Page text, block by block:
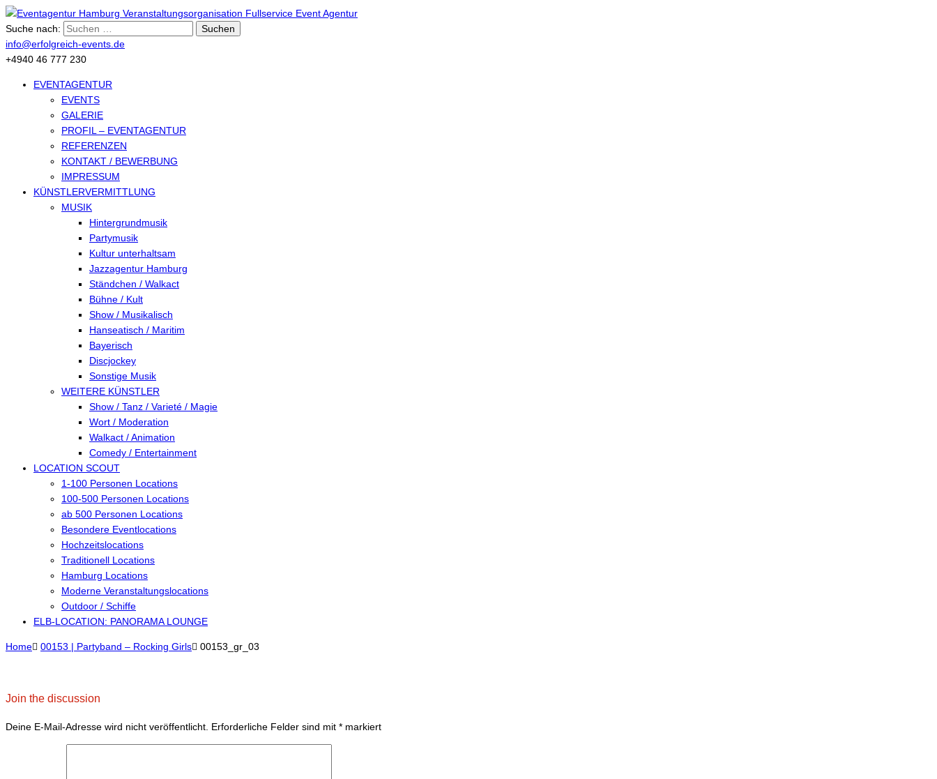
Suche nach:
info@erfolgreich-events.de
+4940 46 777 230
EVENTAGENTUR
EVENTS
GALERIE
PROFIL – EVENTAGENTUR
REFERENZEN
KONTAKT / BEWERBUNG
IMPRESSUM
KÜNSTLERVERMITTLUNG
MUSIK
Hintergrundmusik
Partymusik
Kultur unterhaltsam
Jazzagentur Hamburg
Ständchen / Walkact
Bühne / Kult
Show / Musikalisch
Hanseatisch / Maritim
Bayerisch
Discjockey
Sonstige Musik
WEITERE KÜNSTLER
Show / Tanz / Varieté / Magie
Wort / Moderation
Walkact / Animation
Comedy / Entertainment
LOCATION SCOUT
1-100 Personen Locations
100-500 Personen Locations
ab 500 Personen Locations
Besondere Eventlocations
Hochzeitslocations
Traditionell Locations
Hamburg Locations
Moderne Veranstaltungslocations
Outdoor / Schiffe
ELB-LOCATION: PANORAMA LOUNGE
Home 00153 | Partyband – Rocking Girls 00153_gr_03
Join the discussion
Deine E-Mail-Adresse wird nicht veröffentlicht. Erforderliche Felder sind mit * markiert